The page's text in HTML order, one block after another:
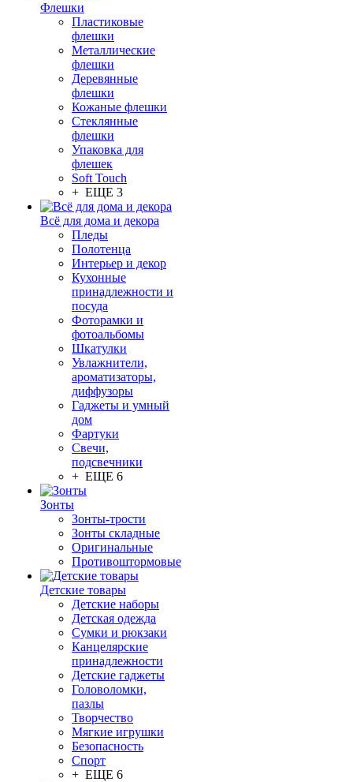
Флешки
Пластиковые
флешки
Металлические
флешки
Деревянные
флешки
Кожаные флешки
Стеклянные
флешки
Упаковка для
флешек
Soft Touch
+ ЕЩЕ 3
Всё для дома и декора
Пледы
Полотенца
Интерьер и декор
Кухонные
принадлежности и
посуда
Фоторамки и
фотоальбомы
Шкатулки
Увлажнители,
ароматизаторы,
диффузоры
Гаджеты и умный
дом
Фартуки
Свечи,
подсвечники
+ ЕЩЕ 6
Зонты
Зонты-трости
Зонты складные
Оригинальные
Противоштормовые
Детские товары
Детские наборы
Детская одежда
Сумки и рюкзаки
Канцелярские
принадлежности
Детские гаджеты
Головоломки,
пазлы
Творчество
Мягкие игрушки
Безопасность
Спорт
+ ЕЩЕ 6